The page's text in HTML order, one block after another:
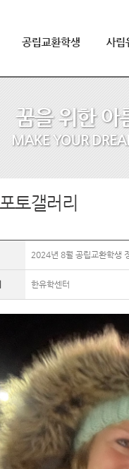
2024년 8월 공립교환학생
한유학센터